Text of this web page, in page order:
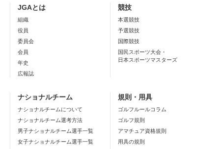
JGAとは
組織
役員
委員会
会員
年史
広報誌
競技
本選競技
予選競技
国際競技
国民スポーツ大会・
日本スポーツマスターズ
ナショナルチーム
ナショナルチームについて
ナショナルチーム選考方法
男子ナショナルチーム選手一覧
女子ナショナルチーム選手一覧
規則・用具
ゴルフルールコラム
ゴルフ規則
アマチュア資格規則
用具の規則